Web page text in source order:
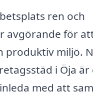
ren och
avgörande för
produktiv miljö.
i Öja är
med att